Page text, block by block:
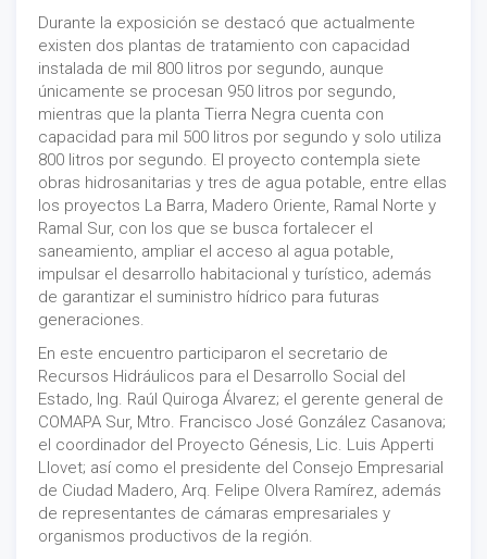
Durante la exposición se destacó que actualmente
existen dos plantas de tratamiento con capacidad
instalada de mil 800 litros por segundo, aunque
únicamente se procesan 950 litros por segundo,
mientras que la planta Tierra Negra cuenta con
capacidad para mil 500 litros por segundo y solo utiliza
800 litros por segundo. El proyecto contempla siete
obras hidrosanitarias y tres de agua potable, entre ellas
los proyectos La Barra, Madero Oriente, Ramal Norte y
Ramal Sur, con los que se busca fortalecer el
saneamiento, ampliar el acceso al agua potable,
impulsar el desarrollo habitacional y turístico, además
de garantizar el suministro hídrico para futuras
generaciones.
En este encuentro participaron el secretario de
Recursos Hidráulicos para el Desarrollo Social del
Estado, Ing. Raúl Quiroga Álvarez; el gerente general de
COMAPA Sur, Mtro. Francisco José González Casanova;
el coordinador del Proyecto Génesis, Lic. Luis Apperti
Llovet; así como el presidente del Consejo Empresarial
de Ciudad Madero, Arq. Felipe Olvera Ramírez, además
de representantes de cámaras empresariales y
organismos productivos de la región.